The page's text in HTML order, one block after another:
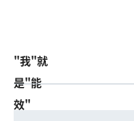
"我"就
是"能
效"